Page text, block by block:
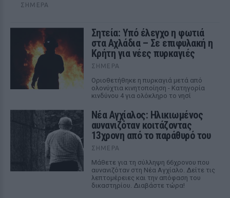
ΣΉΜΕΡΑ
Σητεία: Υπό έλεγχο η φωτιά
στα Αχλάδια – Σε επιφυλακή η
Κρήτη για νέες πυρκαγιές
ΣΉΜΕΡΑ
Οριοθετήθηκε η πυρκαγιά μετά από
ολονύχτια κινητοποίηση - Κατηγορία
κινδύνου 4 για ολόκληρο το νησί
Νέα Αγχίαλος: Ηλικιωμένος
αυνανιζόταν κοιτάζοντας
13χρονη από το παράθυρό του
ΣΉΜΕΡΑ
Μάθετε για τη σύλληψη 66χρονου που
αυνανιζόταν στη Νέα Αγχίαλο. Δείτε τις
λεπτομέρειες και την απόφαση του
δικαστηρίου. Διαβάστε τώρα!